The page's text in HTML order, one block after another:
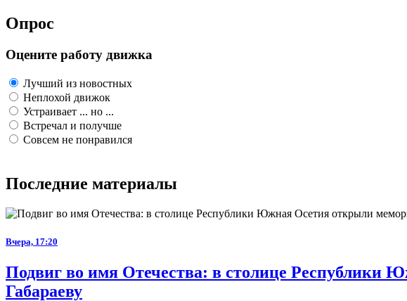
Опрос
Оцените работу движка
Лучший из новостных
Неплохой движок
Устраивает ... но ...
Встречал и получше
Совсем не понравился
Последние материалы
Вчера, 17:20
Подвиг во имя Отечества: в столице
Габараеву